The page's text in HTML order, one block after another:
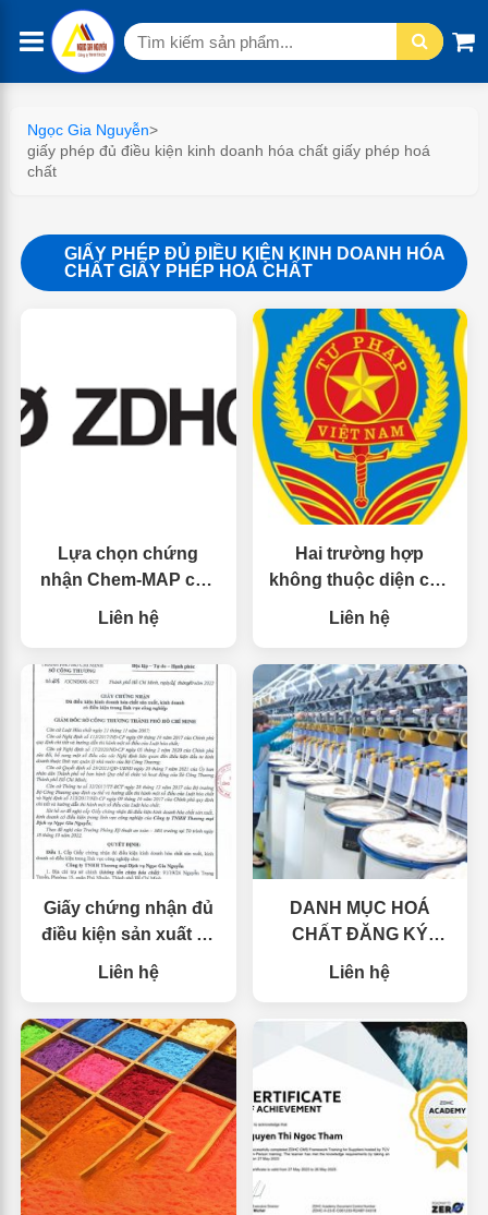
Tìm
Ngọc Gia Nguyễn>
giấy phép đủ điều kiện kinh doanh hóa chất giấy phép hoá
chất
GIẤY PHÉP ĐỦ ĐIỀU KIỆN KINH DOANH HÓA
CHẤT GIẤY PHÉP HOÁ CHẤT
Lựa chọn chứng
nhận Chem-MAP cho
sản phẩm của bạn |
ZDHC MRSL V2.0
Liên hệ
Hai trường hợp
không thuộc diện cấp
Giấy phép sản xuất,
kinh doanh hóa chất
Liên hệ
Giấy chứng nhận đủ
điều kiện sản xuất và
kinh doanh hóa chất
Liên hệ
DANH MỤC HOÁ
CHẤT ĐĂNG KÝ
TRÊN CỔNG ZDHC
Liên hệ